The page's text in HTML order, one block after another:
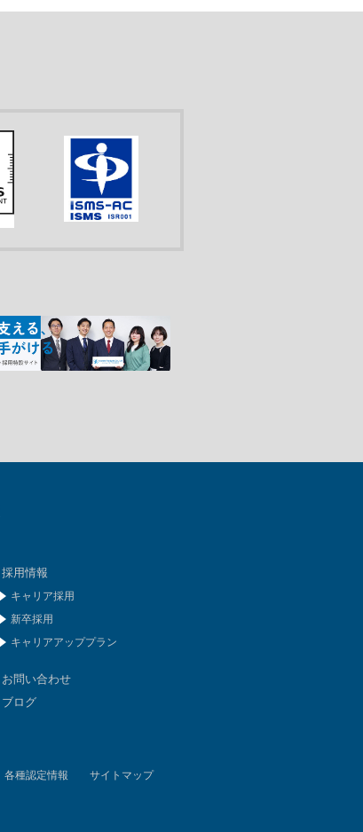
採用情報
キャリア採用
新卒採用
キャリアアッププラン
お問い合わせ
ブログ
各種認定情報 サイトマップ